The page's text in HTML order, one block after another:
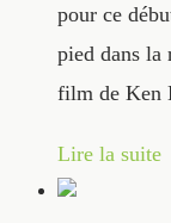
pour ce
pied dans la
film de Ken
Lire la suite